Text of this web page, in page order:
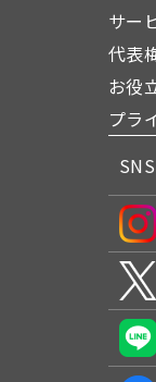
サー
代表
お役
プラ